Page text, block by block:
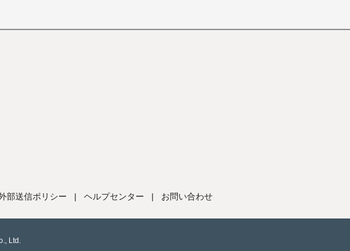
部送信ポリシー | ヘルプセンター | お問い合わせ
Ltd.